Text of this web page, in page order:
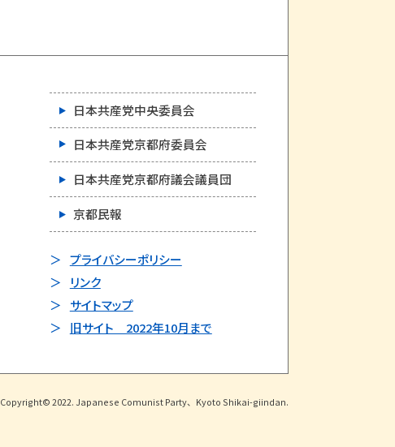
日本共産党中央委員会
日本共産党京都府委員会
日本共産党京都府議会議員団
京都民報
プライバシーポリシー
リンク
サイトマップ
旧サイト 2022年10月まで
Copyright© 2022. Japanese Comunist Party、Kyoto Shikai-giindan.